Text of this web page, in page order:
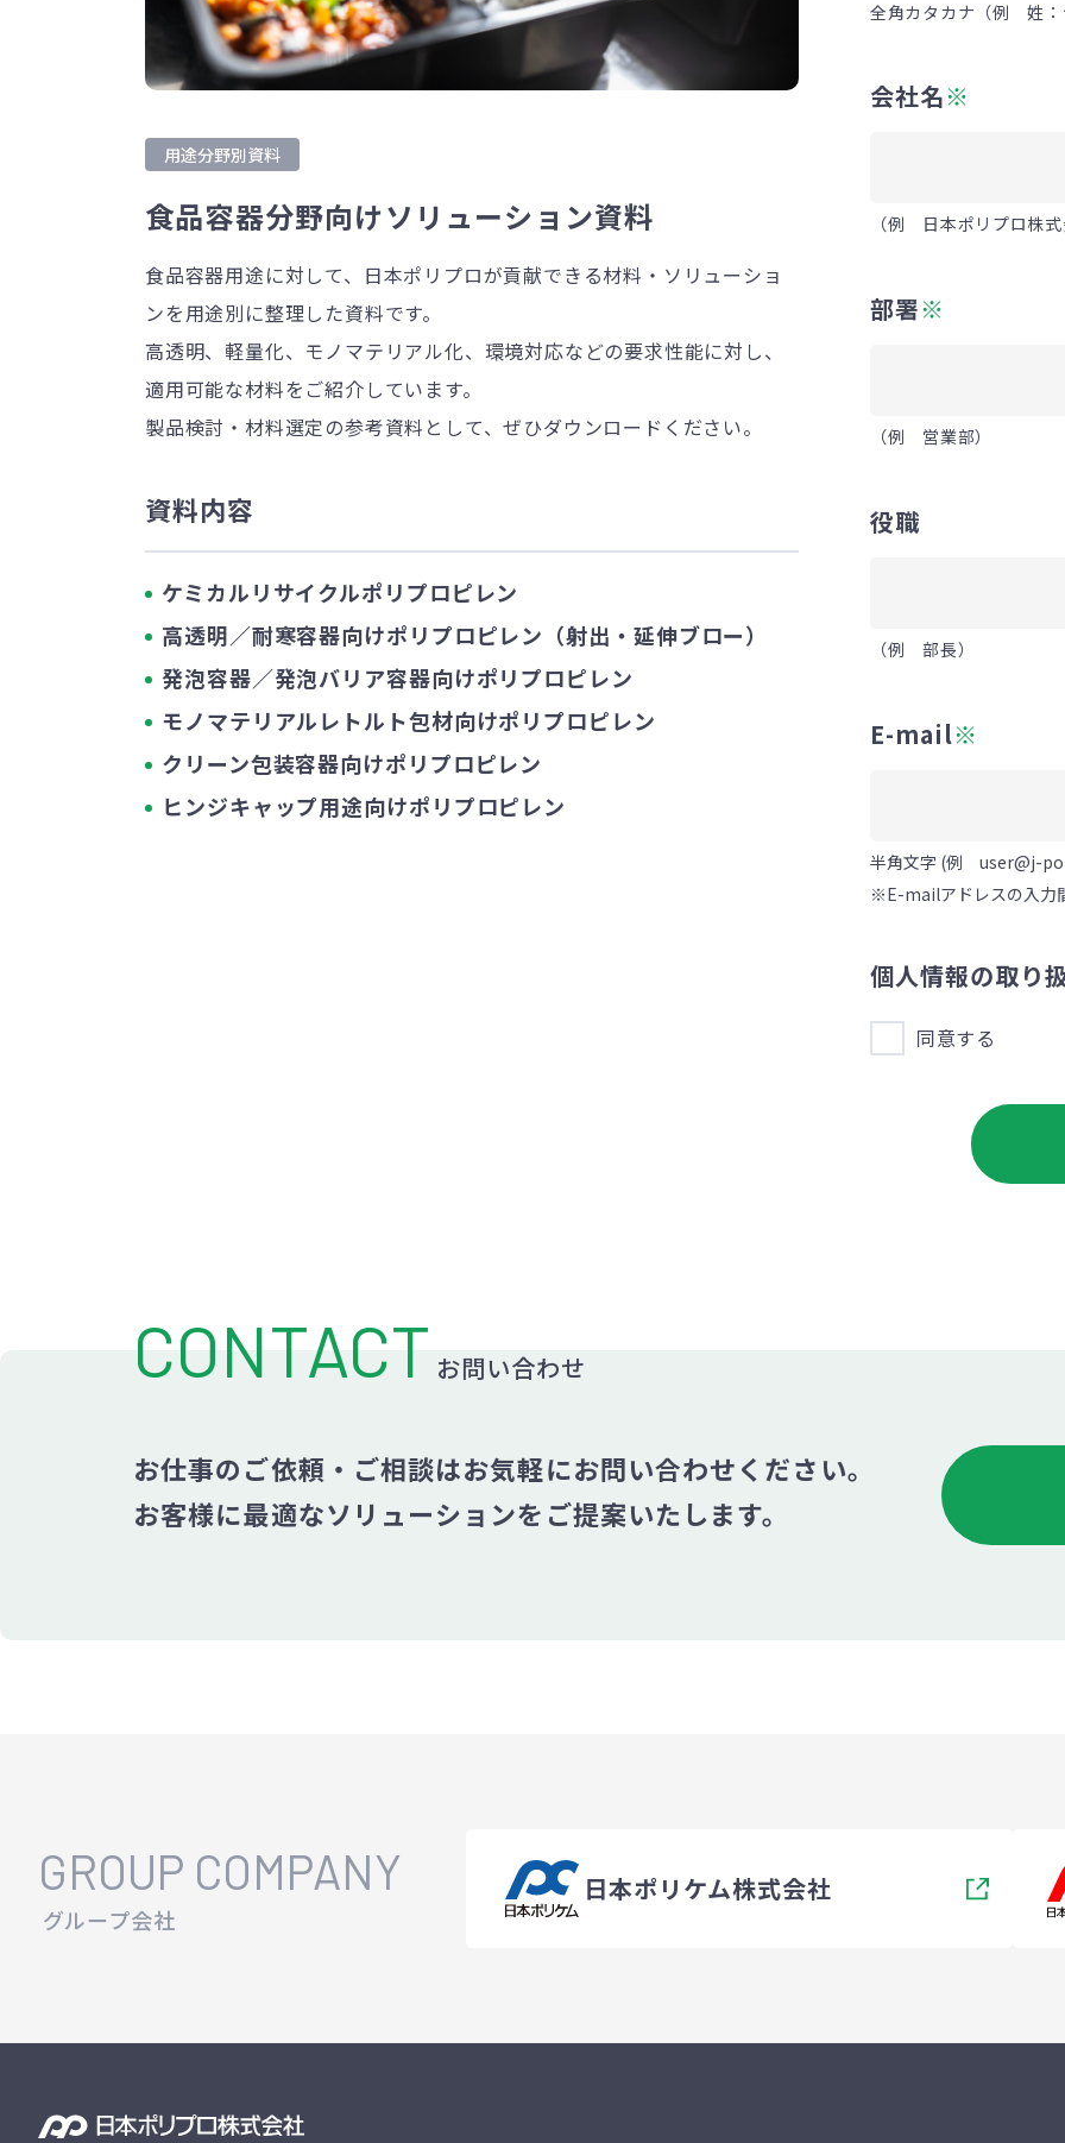
用途分野別資料
食品容器分野向けソリューション資料
食品容器用途に対して、日本ポリプロが貢献できる材料・ソリューショ
ンを用途別に整理した資料です。
高透明、軽量化、モノマテリアル化、環境対応などの要求性能に対し、
適用可能な材料をご紹介しています。
製品検討・材料選定の参考資料として、ぜひダウンロードください。
資料内容
ケミカルリサイクルポリプロピレン
高透明／耐寒容器向けポリプロピレン（射出・延伸ブロー）
発泡容器／発泡バリア容器向けポリプロピレン
モノマテリアルレトルト包材向けポリプロピレン
クリーン包装容器向けポリプロピレン
ヒンジキャップ用途向けポリプロピレン
全角カタカナ（例 姓
会社名※
（例 日本ポリプロ株
部署※
（例 営業部）
役職
（例 部長）
E-mail※
半角文字 (例 user@j-
※E-mailアドレスの入力
個人情報の取り
同意する
CONTACT お問い合わせ
お仕事のご依頼・ご相談はお気軽にお問い合わせください。
お客様に最適なソリューションをご提案いたします。
GROUP COMPANY
グループ会社
日本ポリケム株式会社